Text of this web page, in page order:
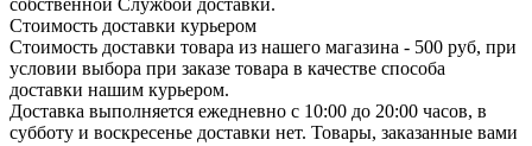
собственной Службой доставки.
Стоимость доставки курьером
Стоимость доставки товара из нашего магазина - 500 руб, при
условии выбора при заказе товара в качестве способа
доставки нашим курьером.
Доставка выполняется ежедневно с 10:00 до 20:00 часов, в
субботу и воскресенье доставки нет. Товары, заказанные вами